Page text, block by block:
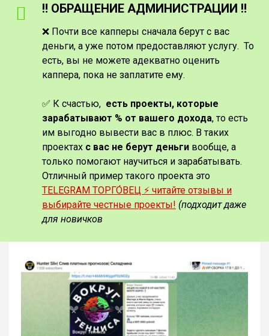
‼️ ОБРАЩЕНИЕ АДМИНИСТРАЦИИ ‼️
❌ Почти все капперы сначала берут с вас
деньги, а уже потом предоставляют услугу. То
есть, вы не можете адекватно оценить
каппера, пока не заплатите ему.
✅ К счастью, есть проекты, которые
зарабатывают % от вашего дохода, то есть
им выгодно вывести вас в плюс. В таких
проектах с вас не берут деньги вообще, а
только помогают научиться и зарабатывать.
Отличный пример такого проекта это
TELEGRAM ТОРГО́ВЕЦ ⚡️ читайте отзывы и
выбирайте честные проекты! (подходит даже
для новичков